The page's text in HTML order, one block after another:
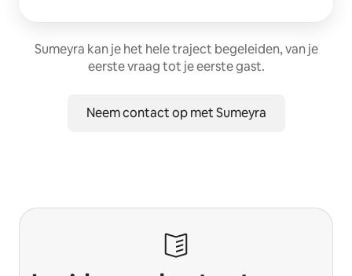
Sumeyra kan je het hele traject begeleiden, van je
eerste vraag tot je eerste gast.
Neem contact op met Sumeyra